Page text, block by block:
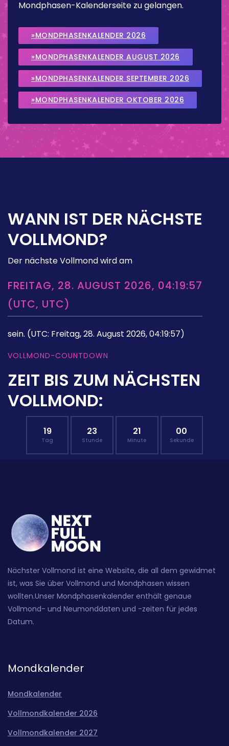
Mondphasen-Kalenderseite zu gelangen.
»MONDPHASENKALENDER 2026
»MONDPHASENKALENDER AUGUST 2026
»MONDPHASENKALENDER SEPTEMBER 2026
»MONDPHASENKALENDER OKTOBER 2026
WANN IST DER NÄCHSTE
VOLLMOND?
Der nächste Vollmond wird am
FREITAG, 28. AUGUST 2026, 04:19:57
(UTC, UTC)
sein. (UTC: Freitag, 28. August 2026, 04:19:57)
VOLLMOND-COUNTDOWN
ZEIT BIS ZUM NÄCHSTEN
VOLLMOND:
19
Tag
23
Stunde
20
Minute
59
Sekunde
Nächster Vollmond ist eine Website, die all dem gewidmet
ist, was Sie über Vollmond und Mondphasen wissen
wollten.Unser Mondphasenkalender enthält genaue
Vollmond- und Neumonddaten und -zeiten für jedes
Datum.
Mondkalender
Mondkalender
Vollmondkalender 2026
Vollmondkalender 2027